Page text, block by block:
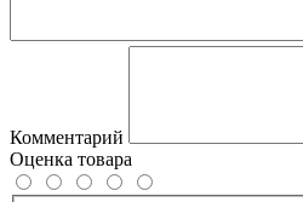
Комментарий
Оценка товара